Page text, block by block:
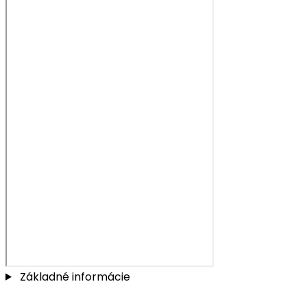
Základné informácie